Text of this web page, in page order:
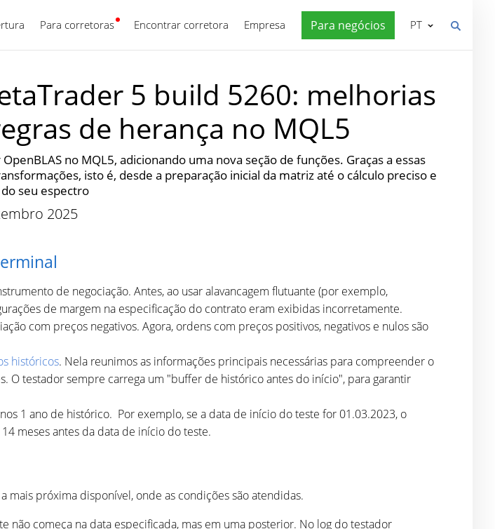
Para corretoras Encontrar corretora Empresa Para negócios
Português PT
5 build 5260: melhorias
de herança no MQL5
no MQL5, adicionando uma nova seção de funções. Graças a essas
isto é, desde a preparação inicial da matriz até o cálculo preciso e
seu espectro
2025
de negociação. Antes, ao usar alavancagem flutuante (por exemplo,
de margem na especificação do contrato eram exibidas incorretamente.
com preços negativos. Agora, ordens com preços positivos, negativos e nulos são
históricos. Nela reunimos as informações principais necessárias para compreender o
O testador sempre carrega um "buffer de histórico antes do início", para garantir
1 ano de histórico. Por exemplo, se a data de início do teste for 01.03.2023, o
meses antes da data de início do teste.
mais próxima disponível, onde as condições são atendidas.
não começa na data especificada, mas em uma posterior. No log do testador